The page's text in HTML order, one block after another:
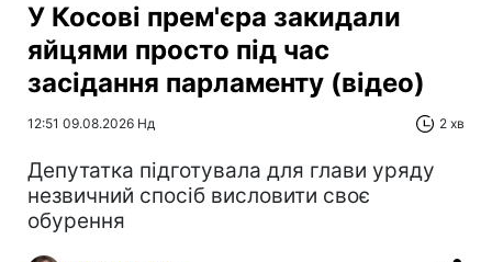
У Косові прем'єра закидали
яйцями просто під час
засідання парламенту (відео)
12:51 09.08.2026 Нд 2 хв
Депутатка підготувала для глави уряду
незвичний спосіб висловити своє
обурення